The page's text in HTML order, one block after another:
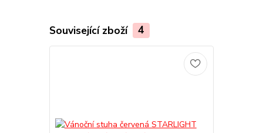
Související zboží 4